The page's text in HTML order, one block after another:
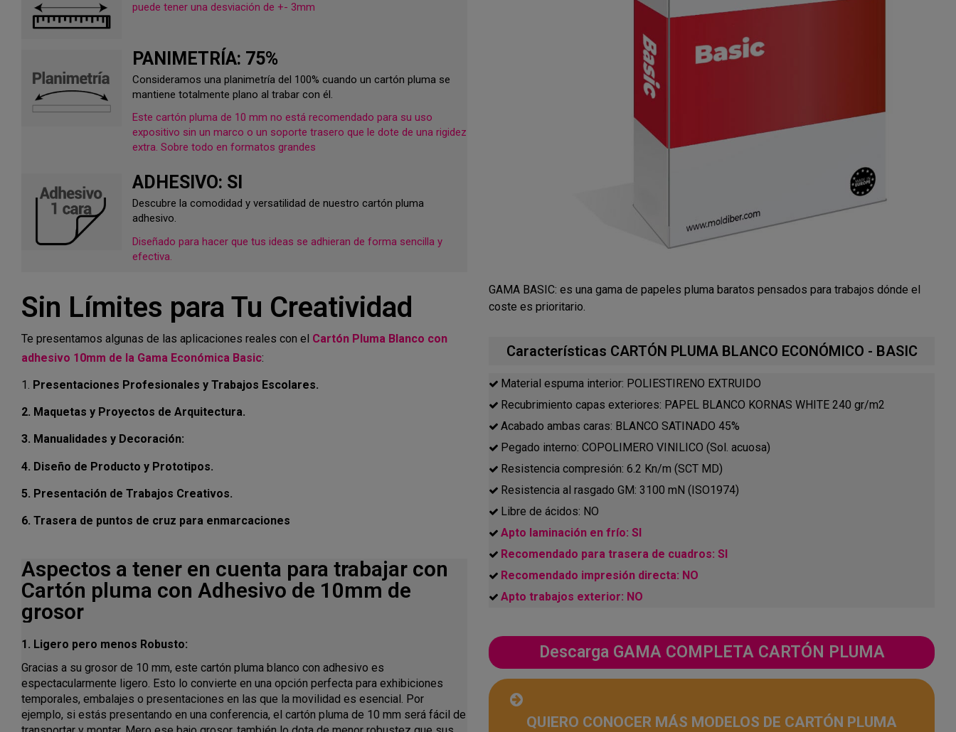
puede tener una desviación de +- 3mm
PANIMETRÍA: 75%
Consideramos una planimetría del 100% cuando un cartón pluma se
mantiene totalmente plano al trabar con él.
Este cartón pluma de 10 mm no está recomendado para su uso
expositivo sin un marco o un soporte trasero que le dote de una rigidez
extra. Sobre todo en formatos grandes
ADHESIVO: SI
Descubre la comodidad y versatilidad de nuestro cartón pluma
adhesivo.
Diseñado para hacer que tus ideas se adhieran de forma sencilla y
efectiva.
Sin Límites para Tu Creatividad
Te presentamos algunas de las aplicaciones reales con el Cartón Pluma Blanco con
adhesivo 10mm de la Gama Económica Basic:
1. Presentaciones Profesionales y Trabajos Escolares.
2. Maquetas y Proyectos de Arquitectura.
3. Manualidades y Decoración:
4. Diseño de Producto y Prototipos.
5. Presentación de Trabajos Creativos.
6. Trasera de puntos de cruz para enmarcaciones
Aspectos a tener en cuenta para trabajar con
Cartón pluma con Adhesivo de 10mm de
grosor
1. Ligero pero menos Robusto:
Gracias a su grosor de 10 mm, este cartón pluma blanco con adhesivo es
espectacularmente ligero. Esto lo convierte en una opción perfecta para exhibiciones
temporales, embalajes o presentaciones en las que la movilidad es esencial. Por
ejemplo, si estás presentando en una conferencia, el cartón pluma de 10 mm será fácil de
GAMA BASIC: es una gama de papeles pluma baratos pensados para trabajos dónde el
coste es prioritario.
Características CARTÓN PLUMA BLANCO ECONÓMICO - BASIC
Material espuma interior: POLIESTIRENO EXTRUIDO
Recubrimiento capas exteriores: PAPEL BLANCO KORNAS WHITE 240 gr/m2
Acabado ambas caras: BLANCO SATINADO 45%
Pegado interno: COPOLIMERO VINILICO (Sol. acuosa)
Resistencia compresión: 6.2 Kn/m (SCT MD)
Resistencia al rasgado GM: 3100 mN (ISO1974)
Libre de ácidos: NO
Apto laminación en frío: SI
Recomendado para trasera de cuadros: SI
Recomendado impresión directa: NO
Apto trabajos exterior: NO
Descarga GAMA COMPLETA CARTÓN PLUMA
QUIERO CONOCER MÁS MODELOS DE CARTÓN PLUMA